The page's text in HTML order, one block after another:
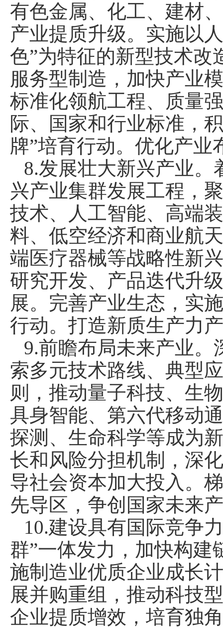
有色金属、化工、建材
产业提质升级。实施以
色”为特征的新型技术改
服务型制造，加快产业
标准化领航工程、质量
际、国家和行业标准，
牌”培育行动。优化产
8.发展壮大新兴产业
兴产业集群发展工程，
技术、人工智能、高端
料、低空经济和商业航
端医疗器械等战略性新
研究开发、产品迭代升
展。完善产业生态，实
行动。打造新质生产力
9.前瞻布局未来产业
索多元技术路线、典型
则，推动量子科技、生
具身智能、第六代移动
探测、生命科学等成为
长和风险分担机制，深
导社会资本加大投入。
先导区，争创国家未来
10.建设具有国际竞争
群”一体发力，加快构
施制造业优质企业成长
展并购重组，推动科技
企业提质增效，培育独